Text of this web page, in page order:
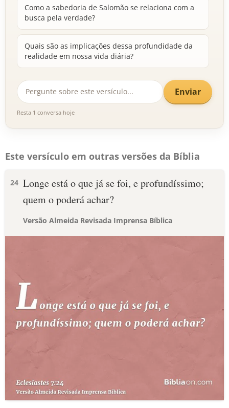
Como a sabedoria de Salomão se relaciona com a
busca pela verdade?
Quais são as implicações dessa profundidade da
realidade em nossa vida diária?
Enviar
Resta 1 conversa hoje
Este versículo em outras versões da Bíblia
24 Longe está o que já se foi, e profundíssimo;
quem o poderá achar?
Versão Almeida Revisada Imprensa Bíblica